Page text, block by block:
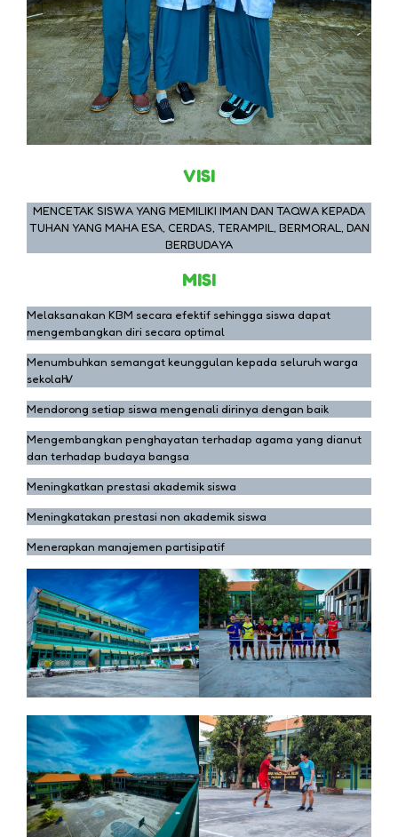
VISI
MENCETAK SISWA YANG MEMILIKI IMAN DAN TAQWA KEPADA
TUHAN YANG MAHA ESA, CERDAS, TERAMPIL, BERMORAL, DAN
BERBUDAYA
MISI
Melaksanakan KBM secara efektif sehingga siswa dapat
mengembangkan diri secara optimal
Menumbuhkan semangat keunggulan kepada seluruh warga
sekolahV
Mendorong setiap siswa mengenali dirinya dengan baik
Mengembangkan penghayatan terhadap agama yang dianut
dan terhadap budaya bangsa
Meningkatkan prestasi akademik siswa
Meningkatakan prestasi non akademik siswa
Menerapkan manajemen partisipatif